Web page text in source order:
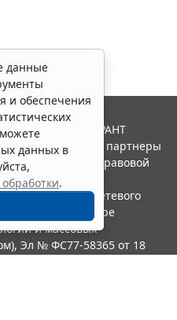
данные
и обеспечения
данных в
.
Система ГАРАНТ
"Гарант" и ее партнеры
ассоциации правовой
в качестве сетевого
по надзору в сфере
и массовых
Эл № ФС77-58365 от 18